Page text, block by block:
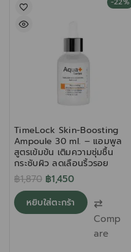
TimeLock Skin-Boosting
Ampoule 30 ml. – แอมพูล
สูตรเข้มข้น เติมความชุ่มชื้น
กระชับผิว ลดเลือนริ้วรอย
฿1,870 ฿1,450
หยิบใส่ตะกร้า
Comp
are